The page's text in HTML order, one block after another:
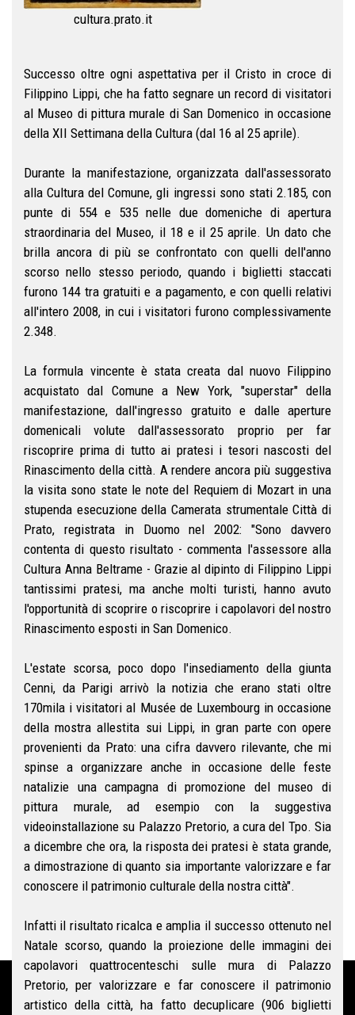
cultura.prato.it
Successo oltre ogni aspettativa per il Cristo in croce di
Filippino Lippi, che ha fatto segnare un record di visitatori
al Museo di pittura murale di San Domenico in occasione
della XII Settimana della Cultura (dal 16 al 25 aprile).
Durante la manifestazione, organizzata dall'assessorato
alla Cultura del Comune, gli ingressi sono stati 2.185, con
punte di 554 e 535 nelle due domeniche di apertura
straordinaria del Museo, il 18 e il 25 aprile. Un dato che
brilla ancora di più se confrontato con quelli dell'anno
scorso nello stesso periodo, quando i biglietti staccati
furono 144 tra gratuiti e a pagamento, e con quelli relativi
all'intero 2008, in cui i visitatori furono complessivamente
2.348.
La formula vincente è stata creata dal nuovo Filippino
acquistato dal Comune a New York, "superstar" della
manifestazione, dall'ingresso gratuito e dalle aperture
domenicali volute dall'assessorato proprio per far
riscoprire prima di tutto ai pratesi i tesori nascosti del
Rinascimento della città. A rendere ancora più suggestiva
la visita sono state le note del Requiem di Mozart in una
stupenda esecuzione della Camerata strumentale Città di
Prato, registrata in Duomo nel 2002: "Sono davvero
contenta di questo risultato - commenta l'assessore alla
Cultura Anna Beltrame - Grazie al dipinto di Filippino Lippi
tantissimi pratesi, ma anche molti turisti, hanno avuto
l'opportunità di scoprire o riscoprire i capolavori del nostro
Rinascimento esposti in San Domenico.
L'estate scorsa, poco dopo l'insediamento della giunta
Cenni, da Parigi arrivò la notizia che erano stati oltre
170mila i visitatori al Musée de Luxembourg in occasione
della mostra allestita sui Lippi, in gran parte con opere
provenienti da Prato: una cifra davvero rilevante, che mi
spinse a organizzare anche in occasione delle feste
natalizie una campagna di promozione del museo di
pittura murale, ad esempio con la suggestiva
videoinstallazione su Palazzo Pretorio, a cura del Tpo. Sia
a dicembre che ora, la risposta dei pratesi è stata grande,
a dimostrazione di quanto sia importante valorizzare e far
conoscere il patrimonio culturale della nostra città".
Infatti il risultato ricalca e amplia il successo ottenuto nel
Natale scorso, quando la proiezione delle immagini dei
capolavori quattrocenteschi sulle mura di Palazzo
Pretorio, per valorizzare e far conoscere il patrimonio
artistico della città, ha fatto decuplicare (906 biglietti